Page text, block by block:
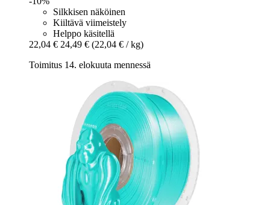
Silkkisen näköinen
Kiiltävä viimeistely
Helppo käsitellä
22,04 € 24,49 € (22,04 € / kg)
Toimitus 14. elokuuta mennessä